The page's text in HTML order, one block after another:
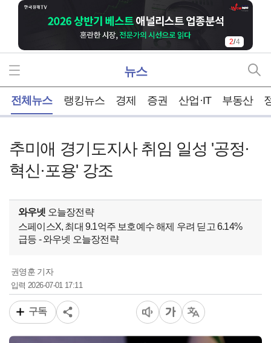
3/4
뉴스
전체뉴스 랭킹뉴스 경제 증권 산업·IT 부동산
추미애 경기도지사 취임 일성 '공정·
혁신·포용' 강조
와우넷 오늘장전략
스페이스X, 최대 9.1억주 보호예수 해제 우려 딛고 6.14%
급등 - 와우넷 오늘장전략
권영훈 기자
입력 2026-07-01 17:11
구독